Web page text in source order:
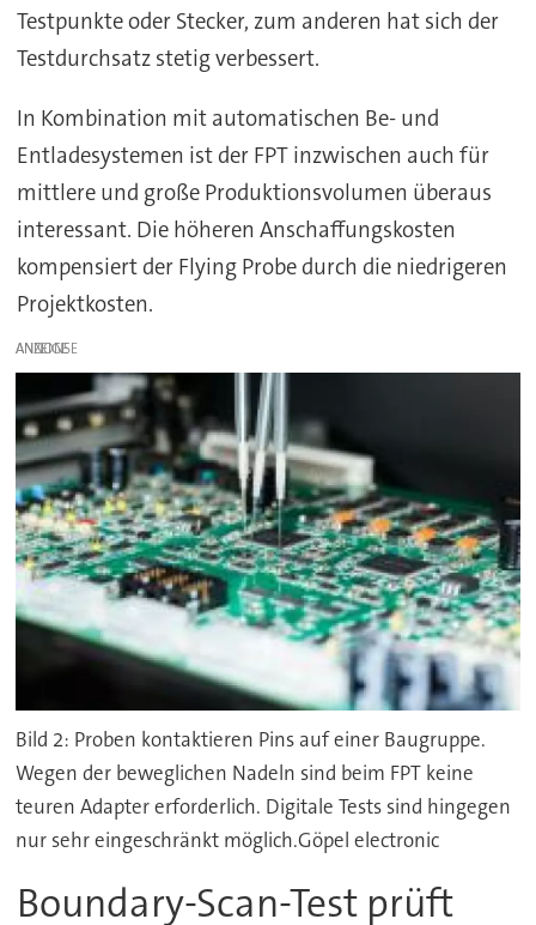
Testpunkte oder Stecker, zum anderen hat sich der
Testdurchsatz stetig verbessert.
In Kombination mit automatischen Be- und
Entladesystemen ist der FPT inzwischen auch für
mittlere und große Produktionsvolumen überaus
interessant. Die höheren Anschaffungskosten
kompensiert der Flying Probe durch die niedrigeren
Projektkosten.
ANZEIGE
Bild 2: Proben kontaktieren Pins auf einer Baugruppe.
Wegen der beweglichen Nadeln sind beim FPT keine
teuren Adapter erforderlich. Digitale Tests sind hingegen
nur sehr eingeschränkt möglich.Göpel electronic
Boundary-Scan-Test prüft